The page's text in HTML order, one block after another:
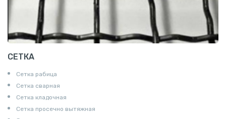
СЕТКА
Сетка рабица
Сетка сварная
Сетка кладочная
Сетка просечно вытяжная